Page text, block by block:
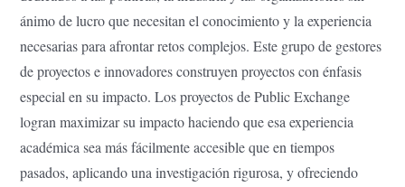
ánimo de lucro que necesitan el conocimiento y la experiencia
necesarias para afrontar retos complejos. Este grupo de gestores
de proyectos e innovadores construyen proyectos con énfasis
especial en su impacto. Los proyectos de Public Exchange
logran maximizar su impacto haciendo que esa experiencia
académica sea más fácilmente accesible que en tiempos
pasados, aplicando una investigación rigurosa, y ofreciendo